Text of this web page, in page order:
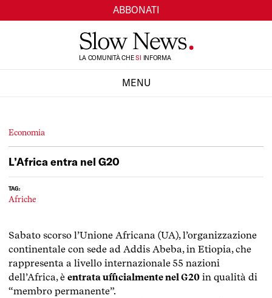
ABBONATI
LA COMUNITÀ CHE
TI
SI INFORMA
MENU
Economia
L’Africa entra nel G20
TAG:
Afriche
Sabato scorso l’Unione Africana (UA), l’organizzazione
continentale con sede ad Addis Abeba, in Etiopia, che
rappresenta a livello internazionale 55 nazioni
dell’Africa, è entrata ufficialmente nel G20 in qualità di
“membro permanente”.